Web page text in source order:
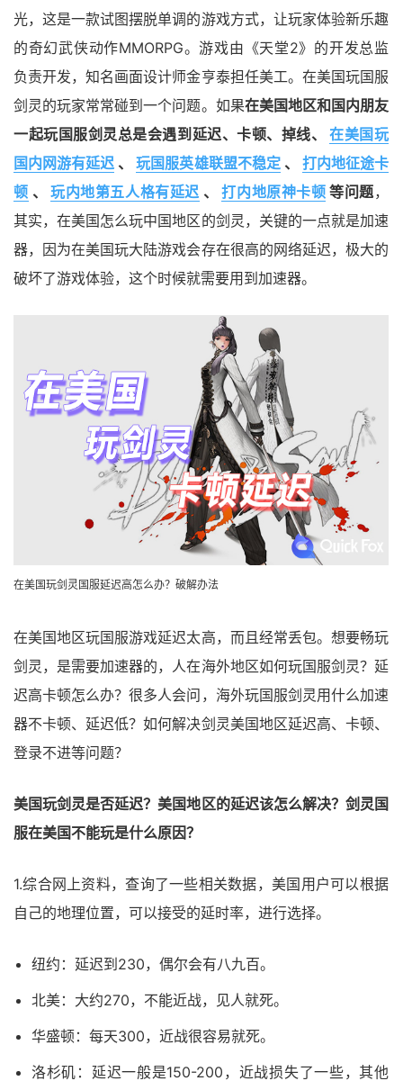
光，这是一款试图摆脱单调的游戏方式，让玩家体验新乐趣
的奇幻武侠动作MMORPG。游戏由《天堂2》的开发总监
负责开发，知名画面设计师金亨泰担任美工。在美国玩国服
剑灵的玩家常常碰到一个问题。如果在美国地区和国内朋友
一起玩国服剑灵总是会遇到延迟、卡顿、掉线、
在美国玩
国内网游有延迟 、 玩国服英雄联盟不稳定 、
打内地征途卡
顿 、 玩内地第五人格有延迟 、 打内地原神卡顿 等问题，
其实，在美国怎么玩中国地区的剑灵，关键的一点就是加速
器，因为在美国玩大陆游戏会存在很高的网络延迟，极大的
破坏了游戏体验，这个时候就需要用到加速器。
在美国玩剑灵国服延迟高怎么办？破解办法
在美国地区玩国服游戏延迟太高，而且经常丢包。想要畅玩
剑灵，是需要加速器的，人在海外地区如何玩国服剑灵？延
迟高卡顿怎么办？很多人会问，海外玩国服剑灵用什么加速
器不卡顿、延迟低？如何解决剑灵美国地区延迟高、卡顿、
登录不进等问题？
美国玩剑灵是否延迟？美国地区的延迟该怎么解决？剑灵国
服在美国不能玩是什么原因？
1.综合网上资料，查询了一些相关数据，美国用户可以根据
自己的地理位置，可以接受的延时率，进行选择。
纽约：延迟到230，偶尔会有八九百。
北美：大约270，不能近战，见人就死。
华盛顿：每天300，近战很容易就死。
洛杉矶：延迟一般是150-200，近战损失了一些，其他